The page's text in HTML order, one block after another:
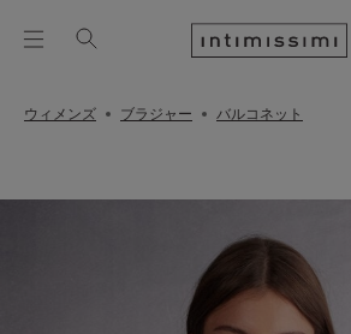
ウィメンズ ブラジャー バルコネット